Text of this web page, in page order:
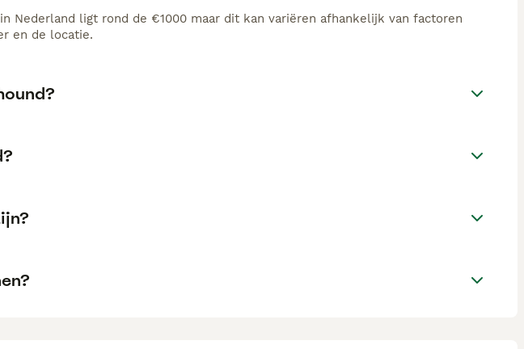
Nederland ligt rond de €1000 maar dit kan variëren afhankelijk van factoren
en de locatie.